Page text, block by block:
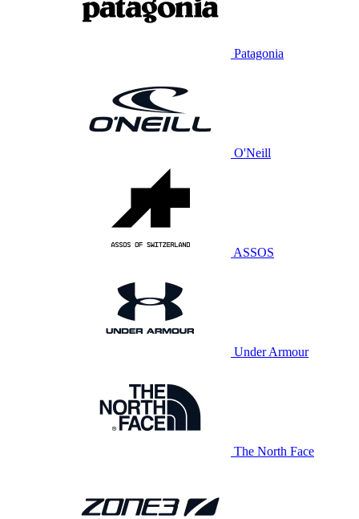
Patagonia
O'Neill
ASSOS
Under Armour
The North Face